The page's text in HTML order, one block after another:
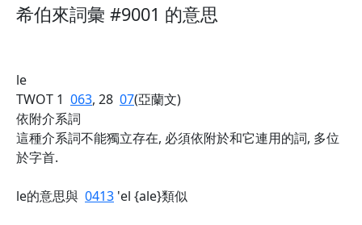
希伯來詞彙 #9001 的意思
le
TWOT 1 063, 28 07(亞蘭文)
依附介系詞
這種介系詞不能獨立存在, 必須依附於和它連用的詞, 多位
於字首.
le的意思與 0413 'el {ale}類似